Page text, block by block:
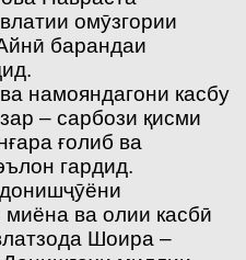
омӯзгории
барандаи
намояндагони касбу
– сарбози қисми
ғолиб ва
гардид.
миёна ва олии касбӣ
Шоира –